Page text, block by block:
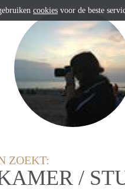
ZOEKT:
/
cookies voor de beste